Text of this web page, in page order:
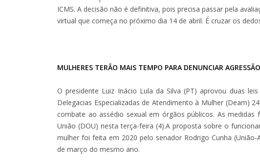
ICMS. A decisão não é definitiva, pois precisa passar pela
virtual que começa no próximo dia 14 de abril. É cruzar os
MULHERES TERÃO MAIS TEMPO PARA DENUNCIAR AGRESSÃO
O presidente Luiz Inácio Lula da Silva (PT) aprovou duas
Delegacias Especializadas de Atendimento à Mulher (Deam)
combate ao assédio sexual em órgãos públicos. As
União (DOU) nesta terça-feira (4).A proposta sobre o
mulher foi feita em 2020 pelo senador Rodrigo Cunha
de março do mesmo ano.